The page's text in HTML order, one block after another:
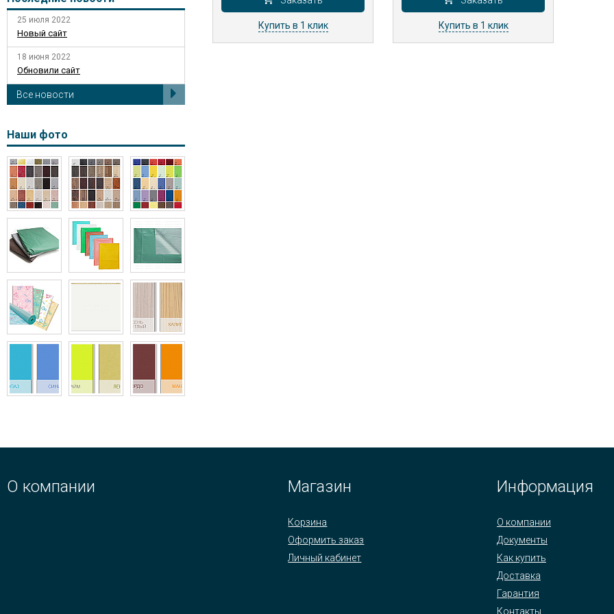
Купить в 1 клик Купить в 1 клик
25 июля 2022
Новый сайт
18 июня 2022
Обновили сайт
Все новости
Наши фото
О компании Магазин
Корзина
Оформить заказ
Личный кабинет
Информация
О компании
Документы
Как купить
Доставка
Гарантия
Контакты